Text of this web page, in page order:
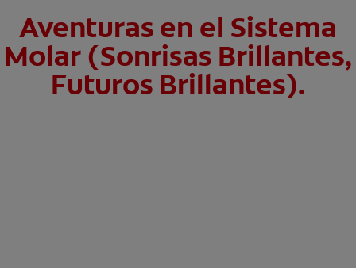
Aventuras en el Sistema
Molar (Sonrisas Brillantes,
Futuros Brillantes).